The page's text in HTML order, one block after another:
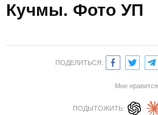
Кучмы. Фото УП
ПОДЕЛИТЬСЯ:
Мне нравится
ПОДЫТОЖИТЬ: